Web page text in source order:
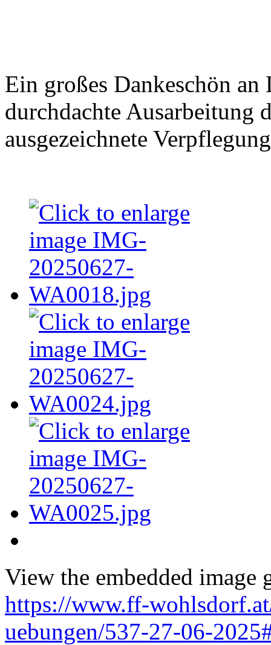
Ein großes Dankeschön
durchdachte Ausarbeitung
ausgezeichnete
View the embedded image
https://www.ff-
uebungen/537-27-06-